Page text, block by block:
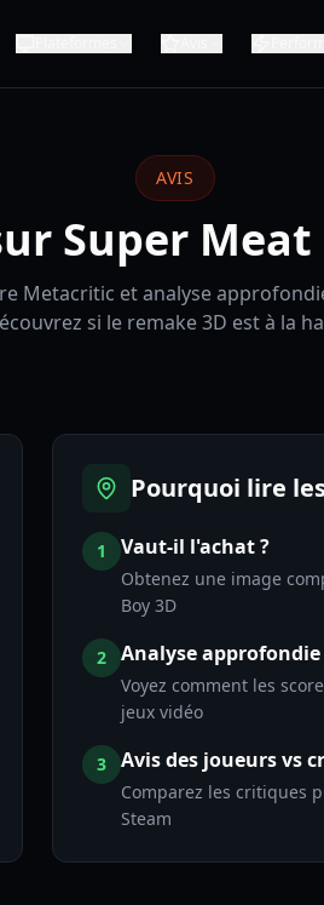
AVIS
Super Meat
Metacritic et analyse
si le remake 3D est à la
Pourquoi lire
1 Vaut-il l'achat ?
Obtenez une image
Boy 3D
2 Analyse
Voyez comment les
jeux vidéo
3 Avis des joueurs vs
Comparez les critiques
Steam